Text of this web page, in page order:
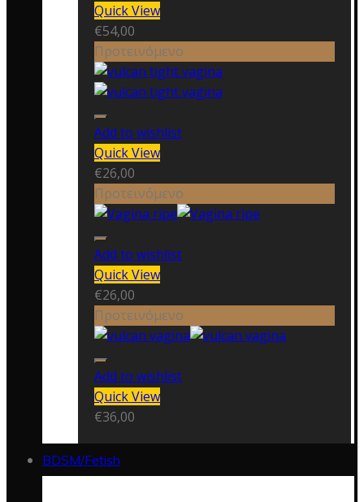
Quick View
€54,00
Προτεινόμενο
Add to wishlist
Quick View
€26,00
Προτεινόμενο
Add to wishlist
Quick View
€26,00
Προτεινόμενο
Add to wishlist
Quick View
€36,00
BDSM/Fetish